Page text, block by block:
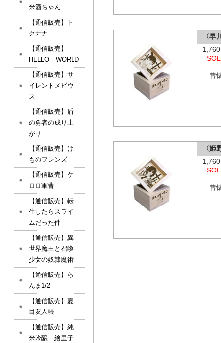
〈
昔
〈
昔
米酒ちゃん
【通信販売】ト
クナナ
【通信販売】
HELLO WORLD
【通信販売】サ
イレントメビウ
ス
【通信販売】盾
の勇者の成り上
がり
【通信販売】け
ものフレンズ
【通信販売】ケ
ロロ軍曹
【通信販売】転
生したらスライ
ムだった件
【通信販売】異
世界魔王と召喚
少女の奴隷魔術
【通信販売】ら
んま1/2
【通信販売】夏
目友人帳
【通信販売】純
米吟醸 繪里子